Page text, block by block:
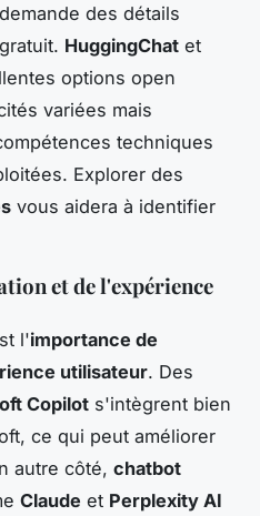
des détails
HuggingChat et
options open
variées mais
techniques
Explorer des
vous aidera à identifier
et de l'expérience
l'importance de
utilisateur. Des
Copilot s'intègrent bien
ce qui peut améliorer
autre côté, chatbot
Claude et Perplexity AI